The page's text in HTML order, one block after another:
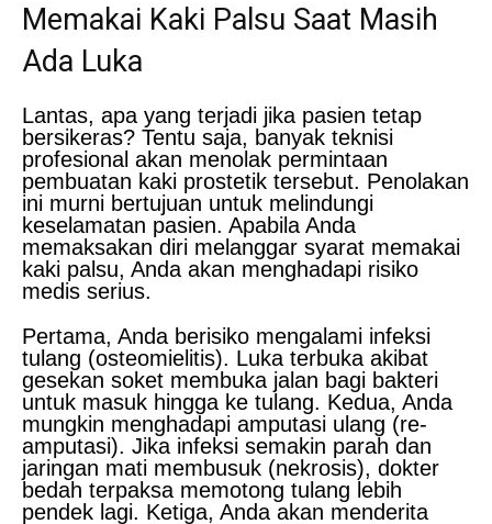
Memakai Kaki Palsu Saat Masih
Ada Luka
Lantas, apa yang terjadi jika pasien tetap
bersikeras? Tentu saja, banyak teknisi
profesional akan menolak permintaan
pembuatan kaki prostetik tersebut. Penolakan
ini murni bertujuan untuk melindungi
keselamatan pasien. Apabila Anda
memaksakan diri melanggar syarat memakai
kaki palsu, Anda akan menghadapi risiko
medis serius.
Pertama, Anda berisiko mengalami infeksi
tulang (osteomielitis). Luka terbuka akibat
gesekan soket membuka jalan bagi bakteri
untuk masuk hingga ke tulang. Kedua, Anda
mungkin menghadapi amputasi ulang (re-
amputasi). Jika infeksi semakin parah dan
jaringan mati membusuk (nekrosis), dokter
bedah terpaksa memotong tulang lebih
pendek lagi. Ketiga, Anda akan menderita